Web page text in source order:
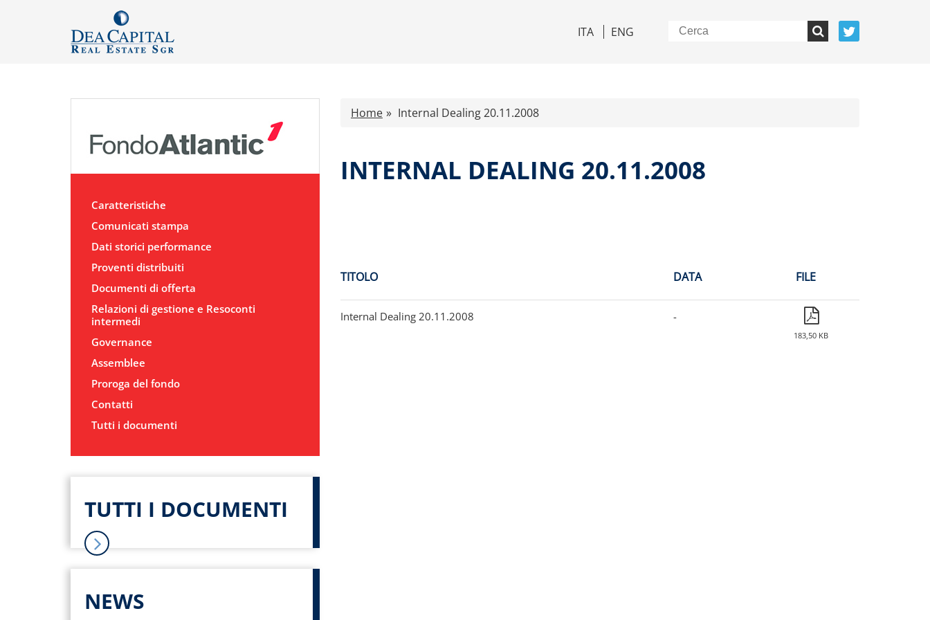
ITA ENG
Caratteristiche
Comunicati stampa
Dati storici performance
Proventi distribuiti
Documenti di offerta
Relazioni di gestione e Resoconti
intermedi
Governance
Assemblee
Proroga del fondo
Contatti
Tutti i documenti
TUTTI I DOCUMENTI
NEWS
Home Internal Dealing 20.11.2008
INTERNAL DEALING 20.11.2008
TITOLO DATA FILE
Internal Dealing 20.11.2008 -
183,50 KB